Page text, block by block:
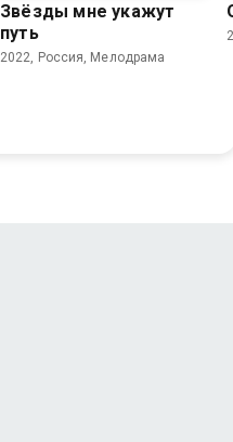
Звёзды мне укажут
путь
2022, Россия, Мелодрама